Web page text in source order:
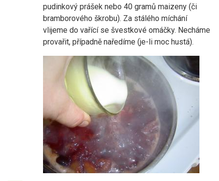
pudinkový prášek nebo 40 gramů maizeny (či
bramborového škrobu). Za stálého míchání
vlijeme do vařící se švestkové omáčky. Necháme
provařit, případně naředíme (je-li moc hustá).